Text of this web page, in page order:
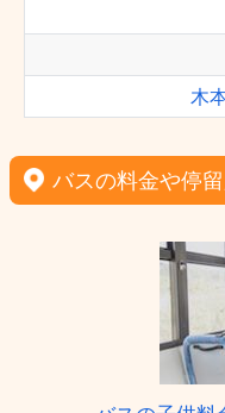
木
バスの料金や停